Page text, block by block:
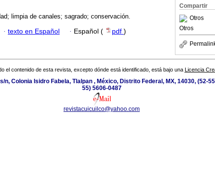
Compartir
Otros
Otros
limpia de canales; sagrado; conservación.
· texto en Español · Español ( pdf )
el contenido de esta revista, excepto dónde está identificado, está bajo una Licencia
n, Colonia Isidro Fabela, Tlalpan , México, Distrito Federal, MX, 14030, (52-
55) 5606-0487
revistacuicuilco@yahoo.com